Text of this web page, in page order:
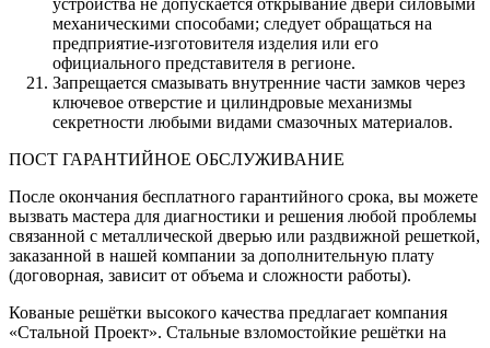
устройства не допускается открывание двери силовыми
механическими способами; следует обращаться на
предприятие-изготовителя изделия или его
официального представителя в регионе.
Запрещается смазывать внутренние части замков через
ключевое отверстие и цилиндровые механизмы
секретности любыми видами смазочных материалов.
ПОСТ ГАРАНТИЙНОЕ ОБСЛУЖИВАНИЕ
После окончания бесплатного гарантийного срока, вы можете
вызвать мастера для диагностики и решения любой проблемы
связанной с металлической дверью или раздвижной решеткой,
заказанной в нашей компании за дополнительную плату
(договорная, зависит от объема и сложности работы).
Кованые решётки высокого качества предлагает компания
«Стальной Проект». Стальные взломостойкие решётки на